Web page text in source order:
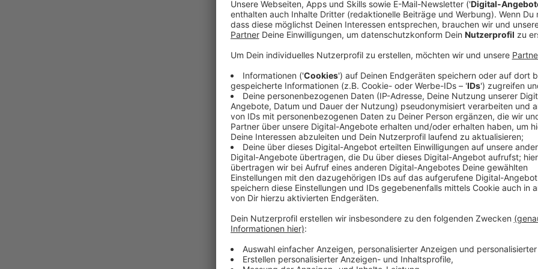
Der Tag im Kreis Mettmann (20.01.2023)
Anzeige
Razzia: Durchsuchungen unter anderem in
Am Mittwoch (14.12.) gab es in mehreren
Häusern, Wohnungen, Büros und
Verfahrens stehen fünf deutsche und türkische
heißt es vom Landeskriminalamt. Ihnen wird
2022 an Corona-Hilfen sowie an Darlehen der
haben. Das Verfahren richte sich gegen derzeit 40
festgenommen wurden.